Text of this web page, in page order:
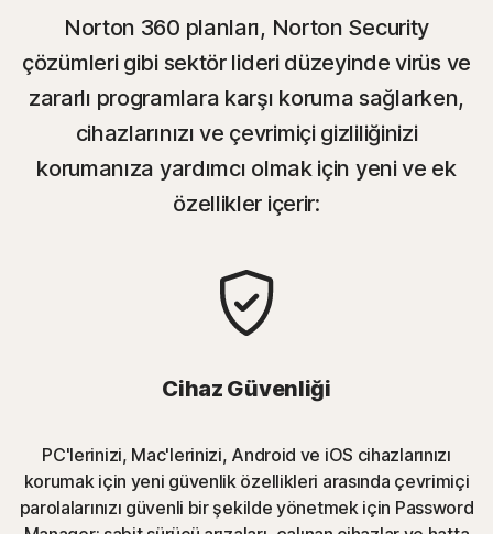
Norton 360 planları, Norton Security
çözümleri gibi sektör lideri düzeyinde virüs ve
zararlı programlara karşı koruma sağlarken,
cihazlarınızı ve çevrimiçi gizliliğinizi
korumanıza yardımcı olmak için yeni ve ek
özellikler içerir:
Cihaz Güvenliği
PC'lerinizi, Mac'lerinizi, Android ve iOS cihazlarınızı
korumak için yeni güvenlik özellikleri arasında çevrimiçi
parolalarınızı güvenli bir şekilde yönetmek için Password